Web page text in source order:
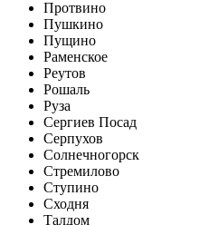
Протвино
Пушкино
Пущино
Раменское
Реутов
Рошаль
Руза
Сергиев Посад
Серпухов
Солнечногорск
Стремилово
Ступино
Сходня
Талдом